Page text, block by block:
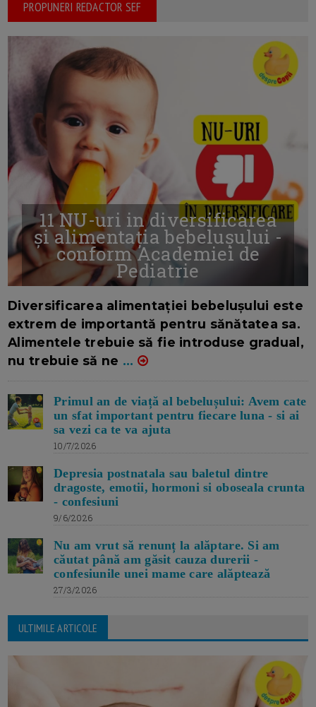
PROPUNERI REDACTOR SEF
11 NU-uri in diversificarea
și alimentația bebelușului -
conform Academiei de
Pediatrie
Diversificarea alimentației bebelușului este
extrem de importantă pentru sănătatea sa.
Alimentele trebuie să fie introduse gradual,
nu trebuie să ne ...
Primul an de viață al bebelușului: Avem cate
un sfat important pentru fiecare luna - si ai
sa vezi ca te va ajuta
10/7/2026
Depresia postnatala sau baletul dintre
dragoste, emotii, hormoni si oboseala crunta
- confesiuni
9/6/2026
Nu am vrut să renunț la alăptare. Si am
căutat până am găsit cauza durerii -
confesiunile unei mame care alăptează
27/3/2026
ULTIMILE ARTICOLE